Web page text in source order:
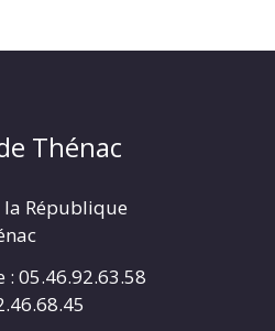
Thénac
la République
: 05.46.92.63.58